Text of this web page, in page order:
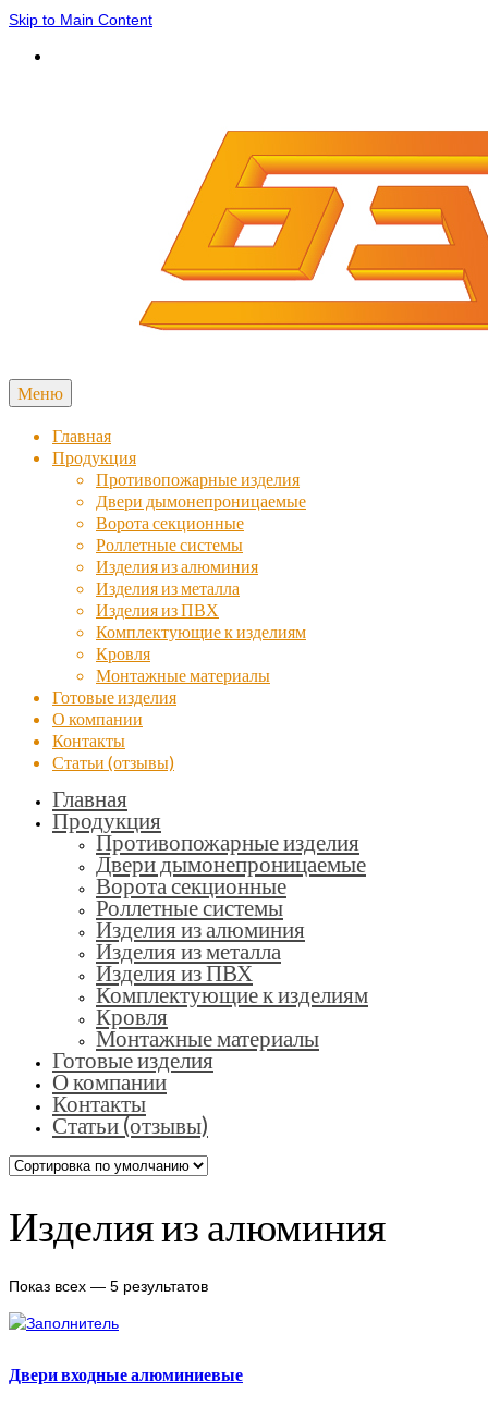
Skip to Main Content
Меню
Главная
Продукция
Противопожарные изделия
Двери дымонепроницаемые
Ворота секционные
Роллетные системы
Изделия из алюминия
Изделия из металла
Изделия из ПВХ
Комплектующие к изделиям
Кровля
Монтажные материалы
Готовые изделия
О компании
Контакты
Статьи (отзывы)
Главная
Продукция
Противопожарные изделия
Двери дымонепроницаемые
Ворота секционные
Роллетные системы
Изделия из алюминия
Изделия из металла
Изделия из ПВХ
Комплектующие к изделиям
Кровля
Монтажные материалы
Готовые изделия
О компании
Контакты
Статьи (отзывы)
Изделия из алюминия
Показ всех — 5 результатов
Двери входные алюминиевые